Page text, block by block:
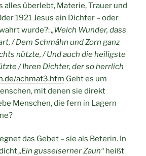
alles überlebt, Materie, Trauer und
1921 Jesus ein Dichter – oder
wurde?:„Welch Wunder, dass
/ Dem Schmähn und Zorn ganz
nützte, / Und auch die heiligste
/ Ihren Dichter, der so herrlich
achmat3.htm Geht es um
mit denen sie direkt
Menschen, die fern in Lagern
das Gebet – sie als Beterin. In
„Ein gusseiserner Zaun“ heißt